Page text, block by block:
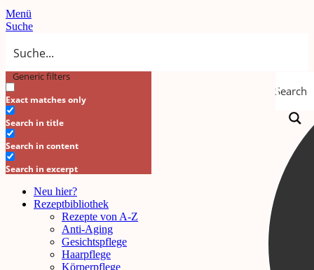
Menü
Suche
Search
Generic filters
Exact matches only
Search in title
Search in content
Search in excerpt
Neu hier?
Rezeptbibliothek
Rezepte von A-Z
Anti-Aging
Gesichtspflege
Haarpflege
Körperpflege